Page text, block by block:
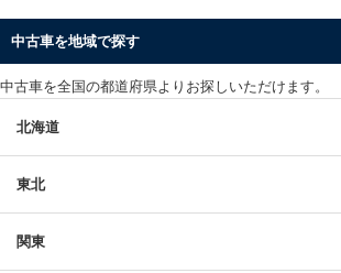
中古車を地域で探す
中古車を全国の都道府県よりお探しいただけます。
北海道
東北
関東